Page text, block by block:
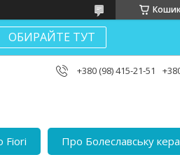
ОБИРАЙТЕ ТУТ
+380 (98) 415-21-51
Fiori Про Болеславську